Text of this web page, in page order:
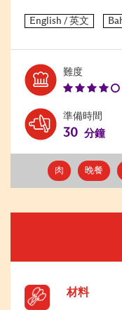
難度Level:
準備時間
30 分鐘
肉 晚餐
材料